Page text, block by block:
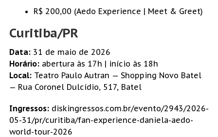
R$ 200,00 (Aedo Experience | Meet & Greet)
Curitiba/PR
Data:31 de maio de 2026
Horário:abertura às 17h | início às 18h
Local:Teatro Paulo Autran — Shopping Novo Batel
— Rua Coronel Dulcídio, 517, Batel
Ingressos:diskingressos.com.br/evento/2943/2026-
05-31/pr/curitiba/fan-experience-daniela-aedo-
world-tour-2026